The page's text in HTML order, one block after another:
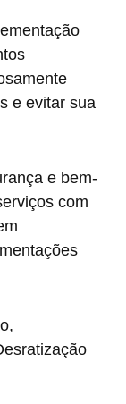
e evitar sua
e bem-
com